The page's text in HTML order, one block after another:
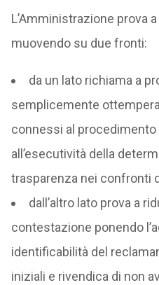
L’Amministrazione prova
muovendo su due fronti:
da un lato richiama a
semplicemente
connessi al
all’esecutività della
trasparenza nei confronti
dall’altro lato prova a
contestazione ponendo
identificabilità del
iniziali e rivendica di non